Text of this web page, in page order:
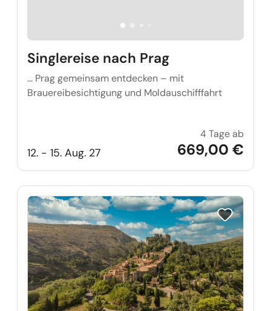
Singlereise nach Prag
… Prag gemeinsam entdecken – mit
Brauereibesichtigung und Moldauschifffahrt
12. - 15. Aug. 27
4 Tage ab
669,00 €
Reise auf